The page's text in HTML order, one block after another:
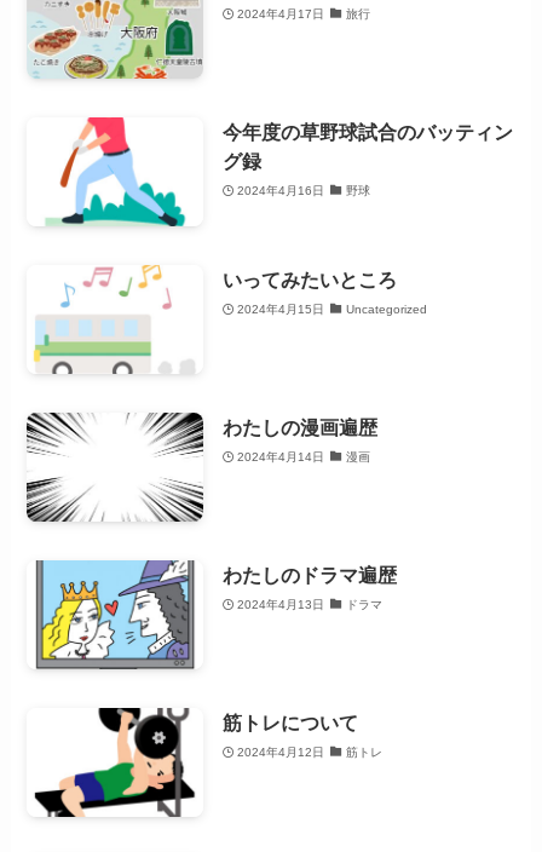
2024年4月17日 旅行
今年度の草野球試合のバッティン
グ録
2024年4月16日 野球
いってみたいところ
2024年4月15日 Uncategorized
わたしの漫画遍歴
2024年4月14日 漫画
わたしのドラマ遍歴
2024年4月13日 ドラマ
筋トレについて
2024年4月12日 筋トレ